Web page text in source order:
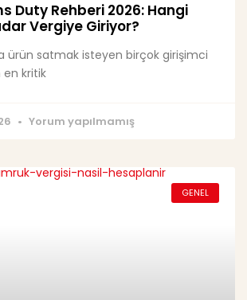
Duty Rehberi 2026: Hangi
Vergiye Giriyor?
ürün satmak isteyen birçok girişimci
kritik
Yorum yapılmamış
GENEL